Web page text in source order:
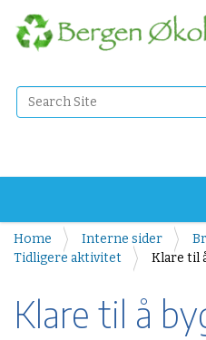
Search Site
Home Interne sider
Tidligere aktivitet
Klare til
Klare til å